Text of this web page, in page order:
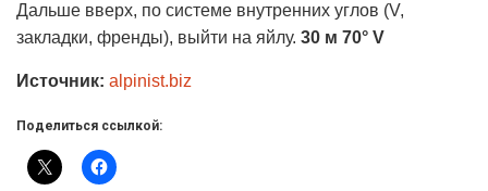
Дальше вверх, по системе внутренних углов (V,
закладки, френды), выйти на яйлу. 30 м 70° V
Источник: alpinist.biz
Поделиться ссылкой: